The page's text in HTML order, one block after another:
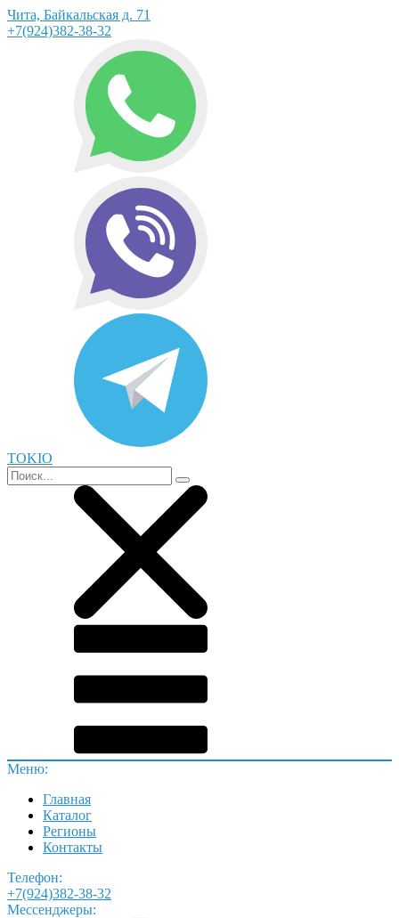
Чита, Байкальская д. 71
+7(924)382-38-32
TOKIO
Меню:
Главная
Каталог
Регионы
Контакты
Телефон:
+7(924)382-38-32
Мессенджеры: